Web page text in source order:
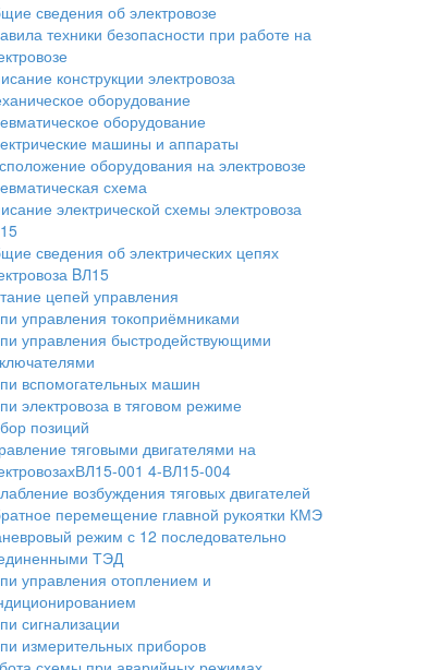
сведения об электровозе
техники безопасности при работе на
конструкции электровоза
оборудование
оборудование
машины и аппараты
оборудования на электровозе
схема
электрической схемы электровоза
сведения об электрических цепях
BЛ15
цепей управления
управления токоприёмниками
управления быстродействующими
вспомогательных машин
электровоза в тяговом режиме
позиций
тяговыми двигателями на
001 4-ВЛ15-004
возбуждения тяговых двигателей
перемещение главной рукоятки КМЭ
режим с 12 последовательно
ТЭД
управления отоплением и
сигнализации
измерительных приборов